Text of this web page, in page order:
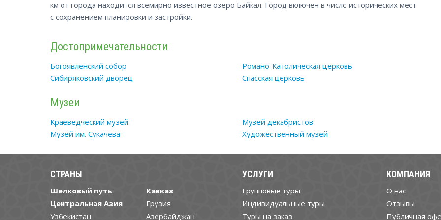
км от города находится всемирно известное озеро Байкал. Город включен в число исторических мест
с сохранением планировки и застройки.
Достопримечательности
Богоявленский собор
Романо-Католическая церковь
Сибиряковский дворец
Спасская церковь
Музеи
Краеведческий музей
Музей декабристов
Музей им. Сукачева
Художественный музей
СТРАНЫ
Шелковый путь
Центральная Азия
Узбекистан
Кавказ
Грузия
Азербайджан
УСЛУГИ
Групповые туры
Индивидуальные туры
Туры на заказ
КОМПАНИЯ
О нас
Отзывы
Публичная